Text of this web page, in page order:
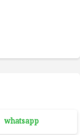
whatsapp